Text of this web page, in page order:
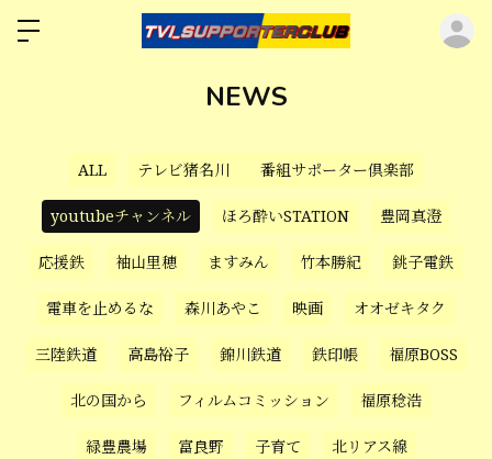
NEWS
ALL テレビ猪名川 番組サポーター倶楽部
youtubeチャンネル ほろ酔いSTATION 豊岡真澄
応援鉄 袖山里穂 ますみん 竹本勝紀 銚子電鉄
電車を止めるな 森川あやこ 映画 オオゼキタク
三陸鉄道 高島裕子 錦川鉄道 鉄印帳 福原BOSS
北の国から フィルムコミッション 福原稔浩
緑豊農場 富良野 子育て 北リアス線